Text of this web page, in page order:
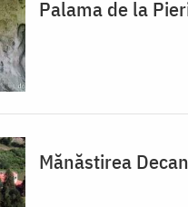
Palama de la
Mănăstirea